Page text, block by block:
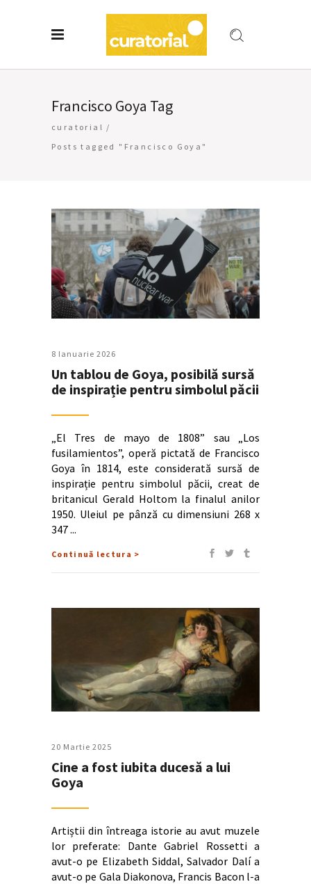
Francisco Goya Tag
curatorial /
Posts tagged "Francisco Goya"
8 Ianuarie 2026
Un tablou de Goya, posibilă sursă
de inspirație pentru simbolul păcii
„El Tres de mayo de 1808” sau „Los
fusilamientos”, operă pictată de Francisco
Goya în 1814, este considerată sursă de
inspirație pentru simbolul păcii, creat de
britanicul Gerald Holtom la finalul anilor
1950. Uleiul pe pânză cu dimensiuni 268 x
347
Continuă lectura >
20 Martie 2025
Cine a fost iubita ducesă a lui
Goya
Artiștii din întreaga istorie au avut muzele
lor preferate: Dante Gabriel Rossetti a
avut-o pe Elizabeth Siddal, Salvador Dalí a
avut-o pe Gala Diakonova, Francis Bacon l-a